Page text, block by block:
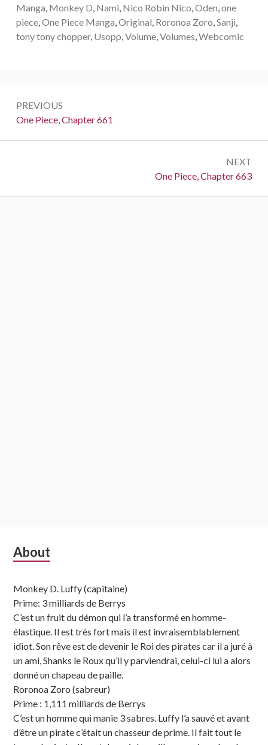
Manga, Monkey D, Nami, Nico Robin Nico,Oden,one
piece,One Piece Manga,Original, Roronoa Zoro,Sanji,
tony tony chopper, Usopp,Volume,Volumes,Webcomic
navigation
PREVIOUS
Previous:
One Piece, Chapter 661
NEXT
Next:
One Piece, Chapter 663
Subsidiary
About
Monkey D. Luffy (capitaine)
Prime: 3 milliards de Berrys
C’est un fruit du démon qui l’a transformé en homme-
élastique. Il est très fort mais il est invraisemblablement
idiot. Son rêve est de devenir le Roi des pirates car il a juré à
un ami, Shanks le Roux qu’il y parviendrai, celui-ci lui a alors
donné un chapeau de paille.
Roronoa Zoro (sabreur)
Prime : 1,111 milliards de Berrys
C’est un homme qui manie 3 sabres. Luffy l’a sauvé et avant
d’être un pirate c’était un chasseur de prime. Il fait tout le